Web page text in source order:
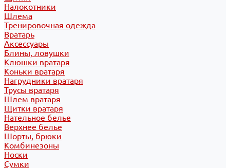
Налокотники
Шлема
Тренировочная одежда
Вратарь
Аксессуары
Блины, ловушки
Клюшки вратаря
Коньки вратаря
Нагрудники вратаря
Трусы вратаря
Шлем вратаря
Щитки вратаря
Нательное белье
Верхнее белье
Шорты, брюки
Комбинезоны
Носки
Сумки